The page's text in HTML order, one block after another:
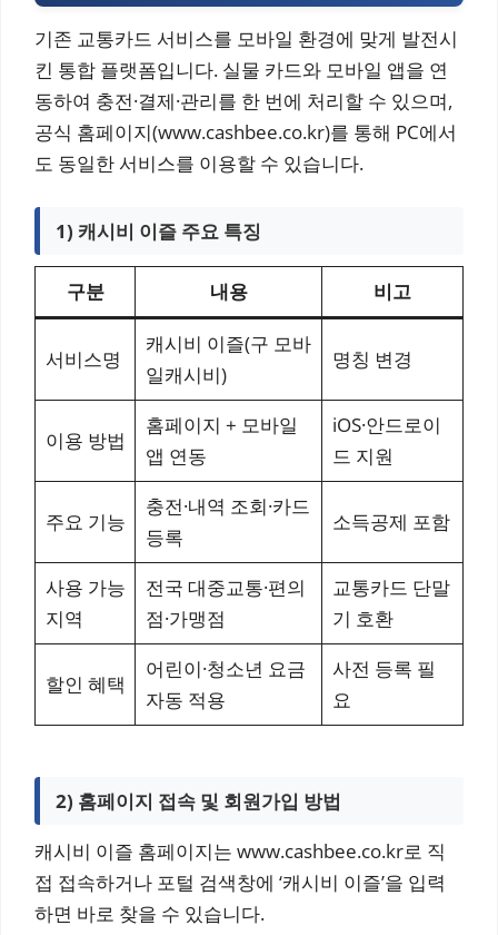
기존 교통카드 서비스를 모바일 환경에 맞게 발전시
킨 통합 플랫폼입니다. 실물 카드와 모바일 앱을 연
동하여 충전·결제·관리를 한 번에 처리할 수 있으며,
공식 홈페이지(www.cashbee.co.kr)를 통해 PC에서
도 동일한 서비스를 이용할 수 있습니다.
1) 캐시비 이즐 주요 특징
구분 내용 비고
서비스명
캐시비 이즐(구 모바
일캐시비)
명칭 변경
이용 방법
홈페이지 + 모바일
앱 연동
iOS·안드로이
드 지원
주요 기능
충전·내역 조회·카드
등록
소득공제 포함
사용 가능
지역
전국 대중교통·편의
점·가맹점
교통카드 단말
기 호환
할인 혜택
어린이·청소년 요금
자동 적용
사전 등록 필
요
2) 홈페이지 접속 및 회원가입 방법
캐시비 이즐 홈페이지는 www.cashbee.co.kr로 직
접 접속하거나 포털 검색창에 ‘캐시비 이즐’을 입력
하면 바로 찾을 수 있습니다.